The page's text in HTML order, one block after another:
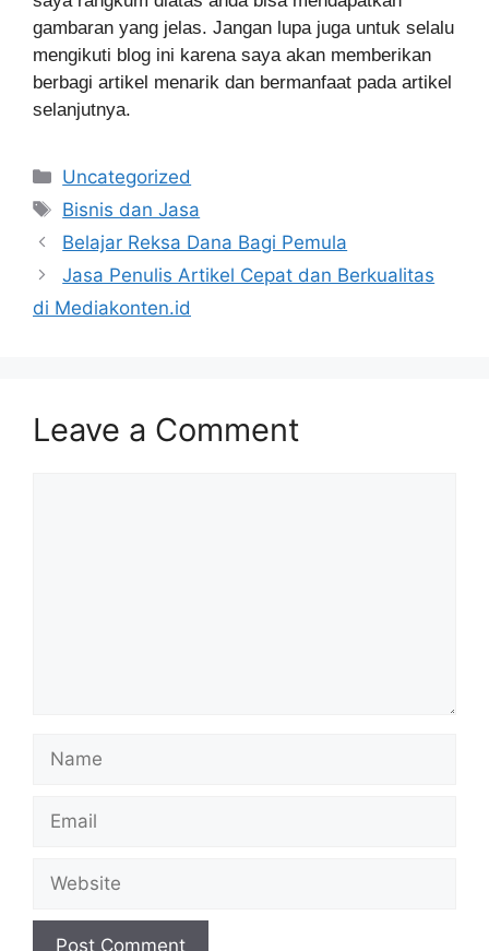
gambaran yang jelas. Jangan lupa juga untuk selalu
mengikuti blog ini karena saya akan memberikan
berbagi artikel menarik dan bermanfaat pada artikel
selanjutnya.
Categories
Uncategorized
Tags
Bisnis dan Jasa
Belajar Reksa Dana Bagi Pemula
Jasa Penulis Artikel Cepat dan Berkualitas
di Mediakonten.id
Leave a Comment
Name
Email
Website